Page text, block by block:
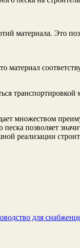
Это
множеством
позволяет
реализации
для